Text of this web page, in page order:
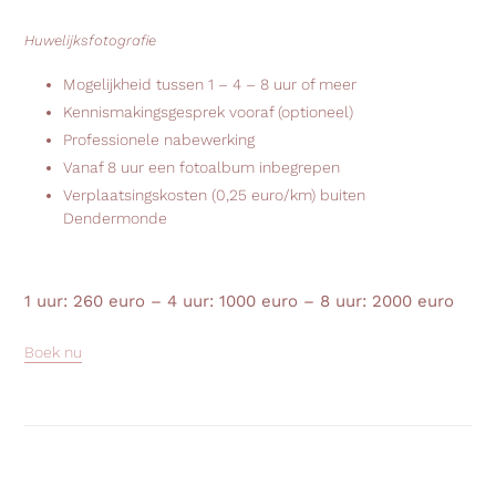
Huwelijksfotografie
Mogelijkheid tussen 1 – 4 – 8 uur of meer
Kennismakingsgesprek vooraf (optioneel)
Professionele nabewerking
Vanaf 8 uur een fotoalbum inbegrepen
Verplaatsingskosten (0,25 euro/km) buiten
Dendermonde
1 uur: 260 euro – 4 uur: 1000 euro – 8 uur: 2000 euro
Boek nu